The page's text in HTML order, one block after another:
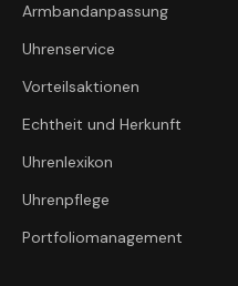
Armbandanpassung
Uhrenservice
Vorteilsaktionen
Echtheit und Herkunft
Uhrenlexikon
Uhrenpflege
Portfoliomanagement